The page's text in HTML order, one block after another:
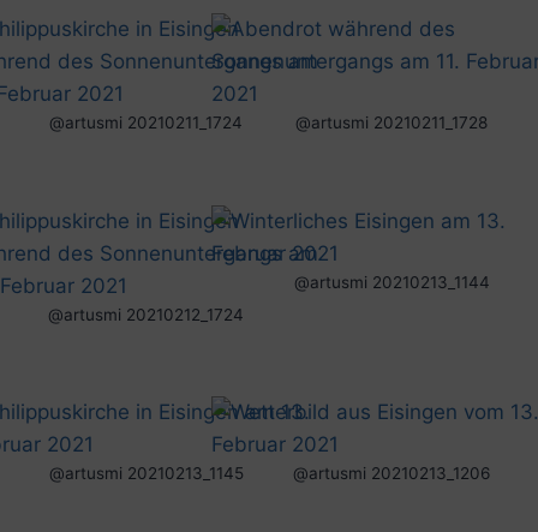
@artusmi 20210211_1724 @artusmi 20210211_1728
@artusmi 20210212_1724
@artusmi 20210213_1144
@artusmi 20210213_1145 @artusmi 20210213_1206